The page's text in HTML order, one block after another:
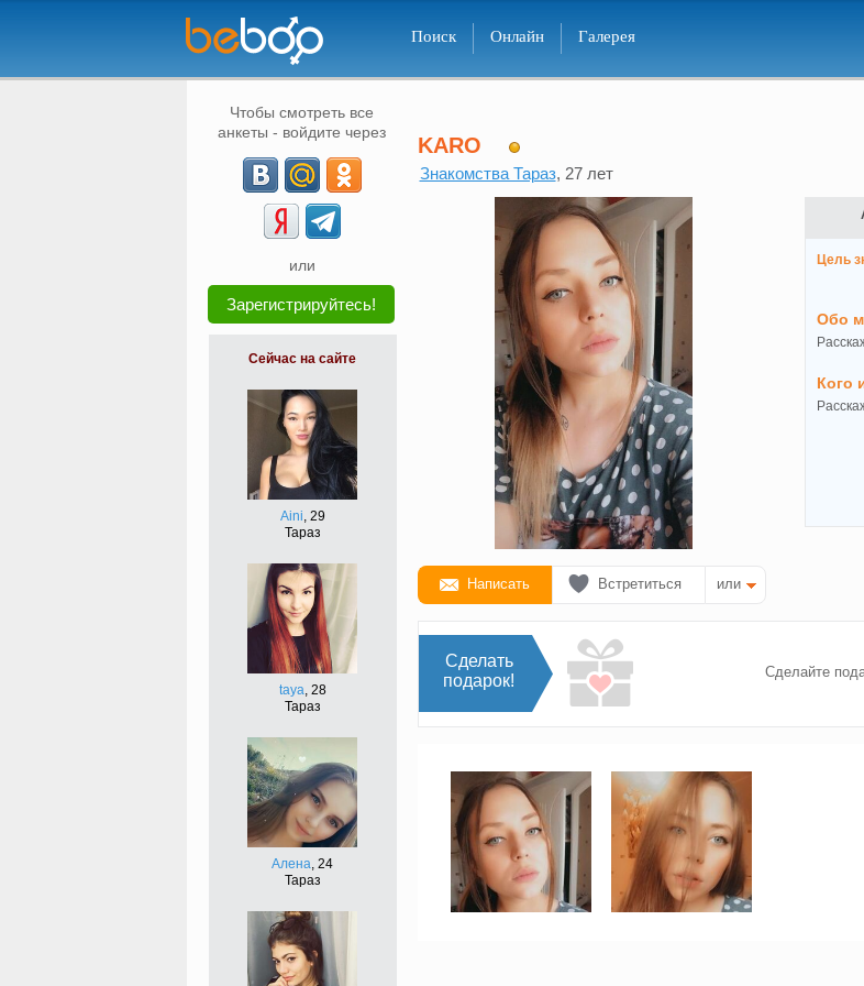
Поиск Онлайн Галерея
Чтобы смотреть все
анкеты - войдите через
или
Зарегистрируйтесь!
Сейчас на сайте
Aini, 29
Тараз
taya, 28
Тараз
Алена, 24
Тараз
KARO
Знакомства Тараз, 27 лет
Написать Встретиться или
Цель
Обо
Кого
Сделать
подарок!
Сделайте